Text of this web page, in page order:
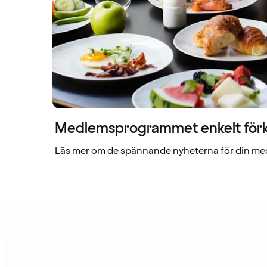
Medlemsprogrammet enkelt
Läs mer om de spännande nyheterna för din